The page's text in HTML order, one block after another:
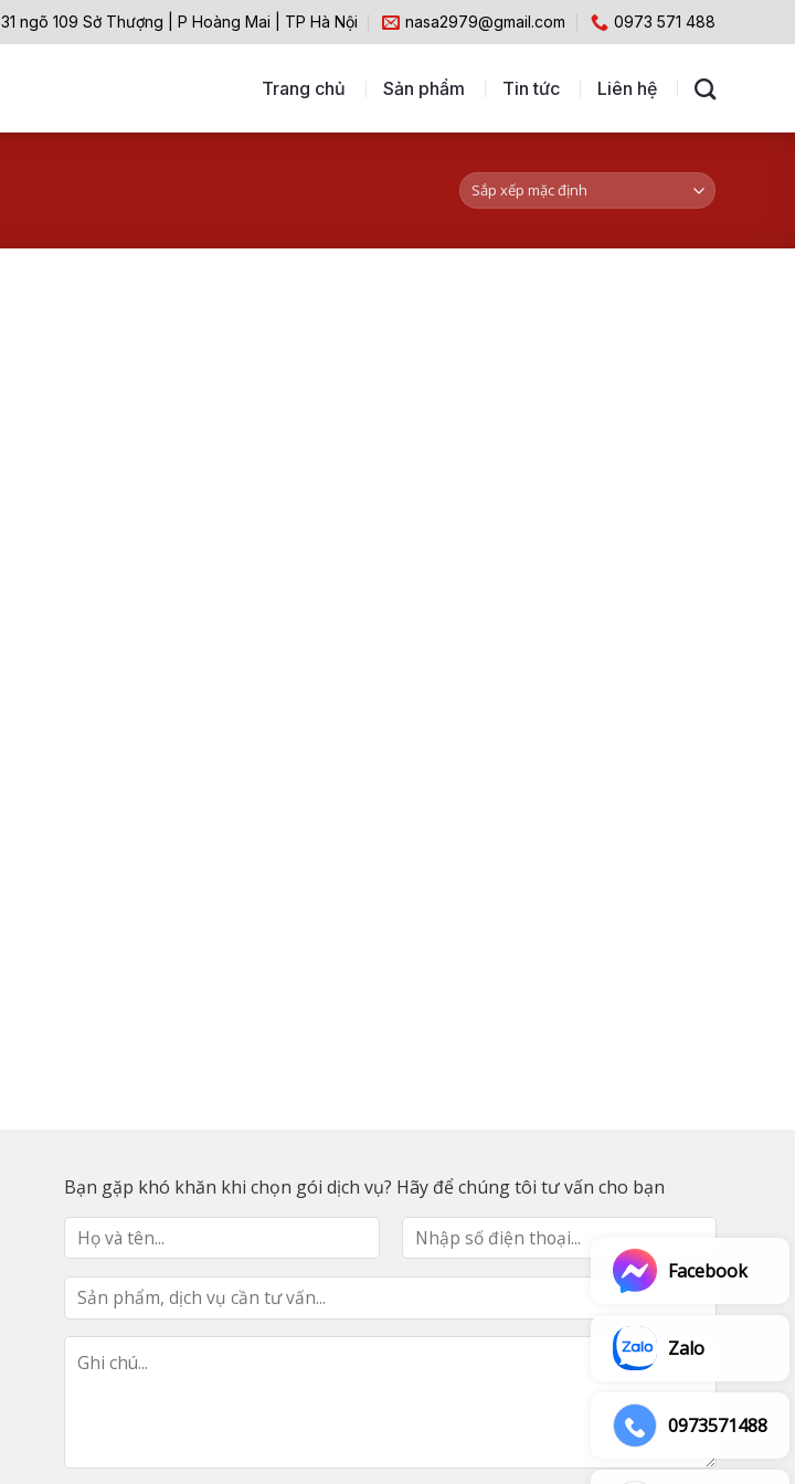
31 ngõ 109 Sở Thượng | P Hoàng Mai | TP Hà Nội nasa2979@gmail.com 0973 571 488
Trang chủ Sản phẩm Tin tức Liên hệ
Bạn gặp khó khăn khi chọn gói dịch vụ? Hãy để chúng tôi tư vấn cho bạn
Facebook
Zalo
0973571488